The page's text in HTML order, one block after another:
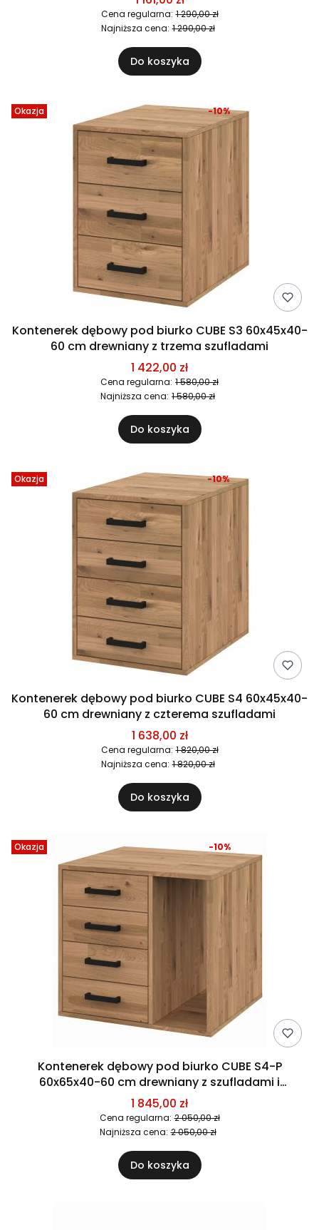
Cena regularna: 1 290,00 zł
Najniższa cena: 1 290,00 zł
Do koszyka
Okazja
Kontenerek dębowy pod biurko CUBE S3 60x45x40-
60 cm drewniany z trzema szufladami
1 422,00 zł
Cena regularna: 1 580,00 zł
-10%
Najniższa cena: 1 580,00 zł
Do koszyka
Okazja
Kontenerek dębowy pod biurko CUBE S4 60x45x40-
60 cm drewniany z czterema szufladami
1 638,00 zł
Cena regularna: 1 820,00 zł
-10%
Najniższa cena: 1 820,00 zł
Do koszyka
Okazja
Kontenerek dębowy pod biurko CUBE S4-P
60x65x40-60 cm drewniany z szufladami i
miejscem na komputer
1 845,00 zł
Cena regularna: 2 050,00 zł
-10%
Najniższa cena: 2 050,00 zł
Do koszyka